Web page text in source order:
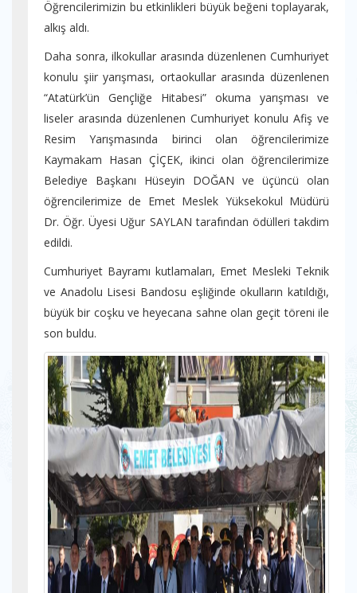
Öğrencilerimizin bu etkinlikleri büyük beğeni toplayarak,
alkış aldı.
Daha sonra, ilkokullar arasında düzenlenen Cumhuriyet
konulu şiir yarışması, ortaokullar arasında düzenlenen
“Atatürk’ün Gençliğe Hitabesi” okuma yarışması ve
liseler arasında düzenlenen Cumhuriyet konulu Afiş ve
Resim Yarışmasında birinci olan öğrencilerimize
Kaymakam Hasan ÇİÇEK, ikinci olan öğrencilerimize
Belediye Başkanı Hüseyin DOĞAN ve üçüncü olan
öğrencilerimize de Emet Meslek Yüksekokul Müdürü
Dr. Öğr. Üyesi Uğur SAYLAN tarafından ödülleri takdim
edildi.
Cumhuriyet Bayramı kutlamaları, Emet Mesleki Teknik
ve Anadolu Lisesi Bandosu eşliğinde okulların katıldığı,
büyük bir coşku ve heyecana sahne olan geçit töreni ile
son buldu.